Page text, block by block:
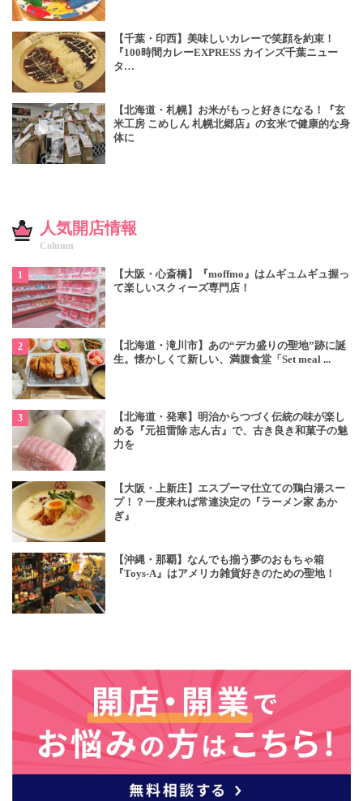
【千葉・印西】美味しいカレーで笑顔を約束！
『100時間カレーEXPRESS カインズ千葉ニュー
タ…
【北海道・札幌】お米がもっと好きになる！『玄
米工房 こめしん 札幌北郷店』の玄米で健康的な身
体に
人気開店情報
Column
【大阪・心斎橋】『moffmo』はムギュムギュ握っ
て楽しいスクィーズ専門店！
【北海道・滝川市】あの“デカ盛りの聖地”跡に誕
生。懐かしくて新しい、満腹食堂「Set meal ...
【北海道・発寒】明治からつづく伝統の味が楽し
める『元祖雷除 志ん古』で、古き良き和菓子の魅
力を
【大阪・上新庄】エスプーマ仕立ての鶏白湯スー
プ！？一度来れば常連決定の『ラーメン家 あか
ぎ』
【沖縄・那覇】なんでも揃う夢のおもちゃ箱
『Toys-A』はアメリカ雑貨好きのための聖地！